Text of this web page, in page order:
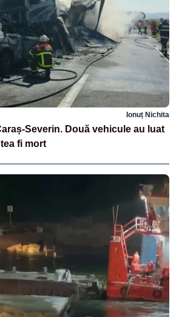
Ionuț Nichita
Severin. Două vehicule au luat
fi mort